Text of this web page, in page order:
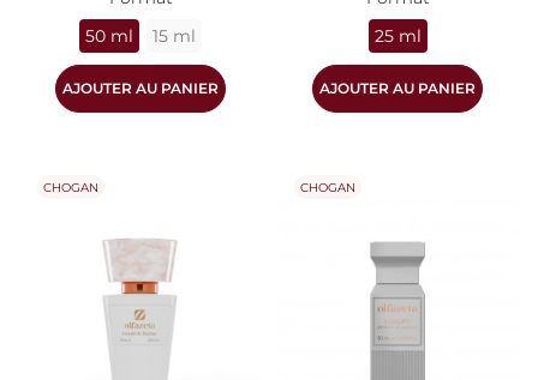
50 ml
15 ml
AJOUTER AU PANIER
25 ml
AJOUTER AU PANIER
CHOGAN CHOGAN